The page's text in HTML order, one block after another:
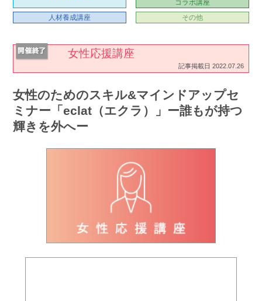
コラボ講座
人材養成講座
その他
女性応援講座
記事掲載日 2022.07.26
女性のためのスキル&マインドアップセ
ミナー「eclat（エクラ）」ー誰もが持つ
輝きを外へー